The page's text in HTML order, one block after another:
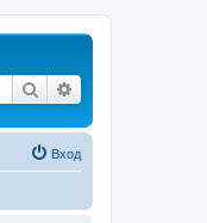
Поиск
Вход